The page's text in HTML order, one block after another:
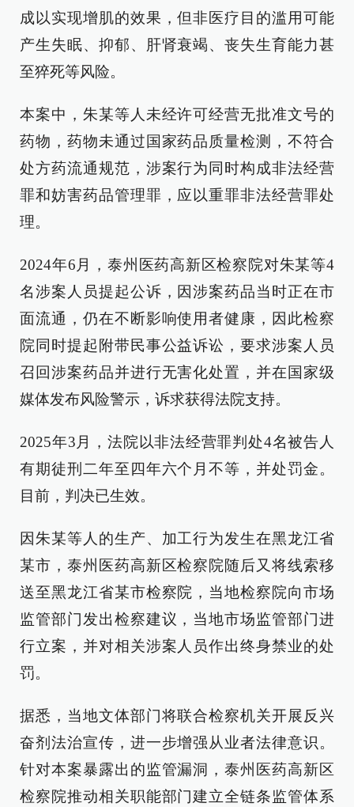
成以实现增肌的效果，但非医疗目的滥用可能
产生失眠、抑郁、肝肾衰竭、丧失生育能力甚
至猝死等风险。
本案中，朱某等人未经许可经营无批准文号的
药物，药物未通过国家药品质量检测，不符合
处方药流通规范，涉案行为同时构成非法经营
罪和妨害药品管理罪，应以重罪非法经营罪处
理。
2024年6月，泰州医药高新区检察院对朱某等4
名涉案人员提起公诉，因涉案药品当时正在市
面流通，仍在不断影响使用者健康，因此检察
院同时提起附带民事公益诉讼，要求涉案人员
召回涉案药品并进行无害化处置，并在国家级
媒体发布风险警示，诉求获得法院支持。
2025年3月，法院以非法经营罪判处4名被告人
有期徒刑二年至四年六个月不等，并处罚金。
目前，判决已生效。
因朱某等人的生产、加工行为发生在黑龙江省
某市，泰州医药高新区检察院随后又将线索移
送至黑龙江省某市检察院，当地检察院向市场
监管部门发出检察建议，当地市场监管部门进
行立案，并对相关涉案人员作出终身禁业的处
罚。
据悉，当地文体部门将联合检察机关开展反兴
奋剂法治宣传，进一步增强从业者法律意识。
针对本案暴露出的监管漏洞，泰州医药高新区
检察院推动相关职能部门建立全链条监管体系